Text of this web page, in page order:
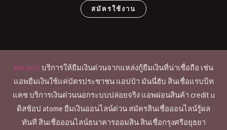
สมัครใช้งาน
kmi.or.th บริการให้ยืมเงินด่วนจากแหล่งกู้ยืมเงินที่น่าเชื่อถือ เช่น
แอพยืมเงินใช้แค่บัตรประชาชน แอปป๋า มันนี่ฮับ สินเชื่อแรบบิท
แคช บริการเงินด่วนนอกระบบปล่อยจริง แอพผ่อนสินค้า credit u
ดิสช้อป atome ยืมเงินออนไลน์ด่วน สมัครสินเชื่อออนไลน์รู้ผล
ทันที สินเชื่อออนไลน์ธนาคารออมสิน สินเชื่อกรุงศรีอยุธยา